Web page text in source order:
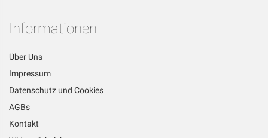
an:
Informationen
Über Uns
Impressum
Datenschutz und Cookies
AGBs
Kontakt